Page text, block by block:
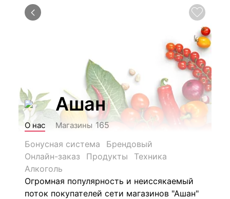
Ашан
О нас Магазины 165
Бонусная система
Брендовый
Онлайн-заказ
Продукты
Техника
Алкоголь
Огромная популярность и неиссякаемый
поток покупателей сети магазинов "Ашан"